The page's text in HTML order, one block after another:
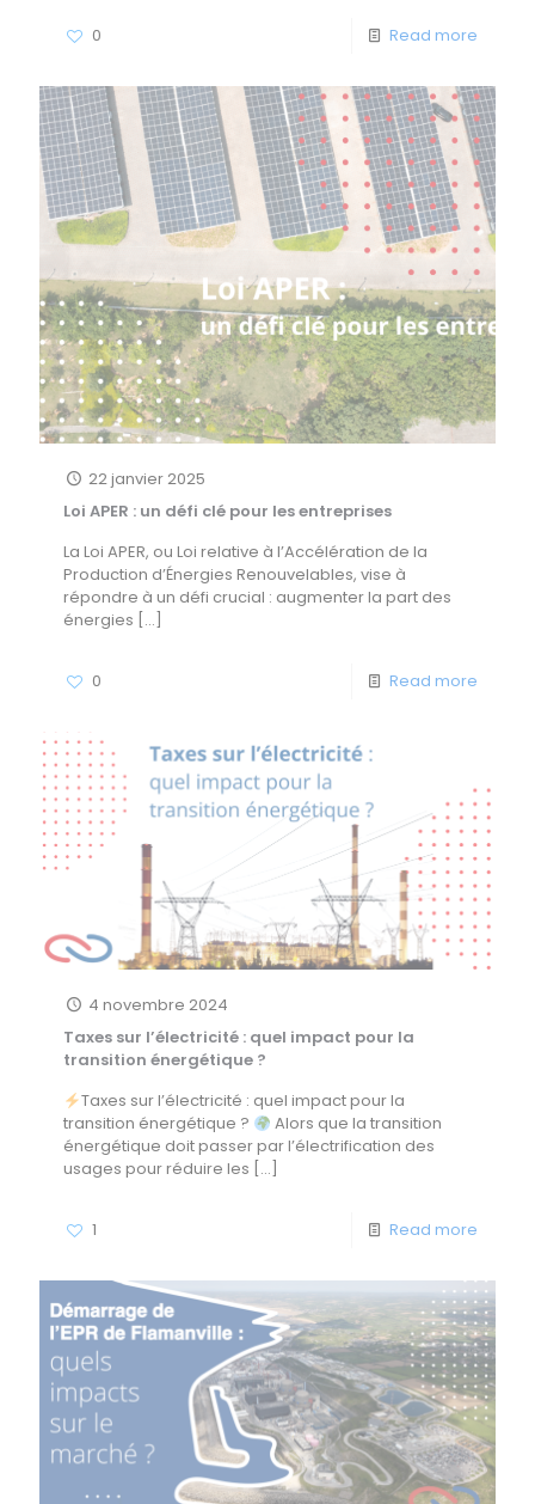
0 Read more
22 janvier 2025
Loi APER : un défi clé pour les entreprises
La Loi APER, ou Loi relative à l’Accélération de la
Production d’Énergies Renouvelables, vise à
répondre à un défi crucial : augmenter la part des
énergies […]
0 Read more
4 novembre 2024
Taxes sur l’électricité : quel impact pour la
transition énergétique ?
Taxes sur l’électricité : quel impact pour la
transition énergétique ?
Alors que la transition
énergétique doit passer par l’électrification des
usages pour réduire les […]
1 Read more